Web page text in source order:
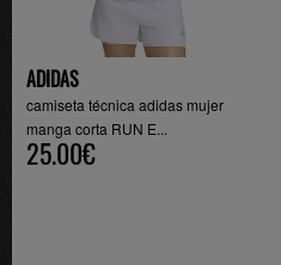
ADIDAS
camiseta técnica adidas mujer
manga corta RUN E...
25.00€